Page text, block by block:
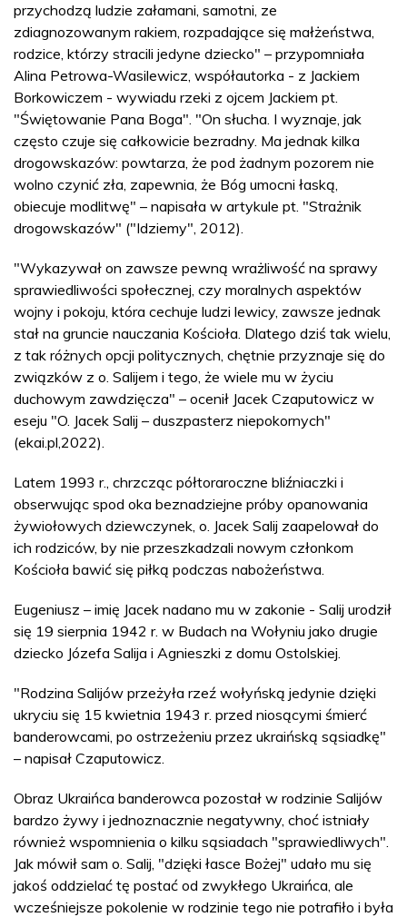
przychodzą ludzie załamani, samotni, ze
zdiagnozowanym rakiem, rozpadające się małżeństwa,
rodzice, którzy stracili jedyne dziecko" – przypomniała
Alina Petrowa-Wasilewicz, współautorka - z Jackiem
Borkowiczem - wywiadu rzeki z ojcem Jackiem pt.
"Świętowanie Pana Boga". "On słucha. I wyznaje, jak
często czuje się całkowicie bezradny. Ma jednak kilka
drogowskazów: powtarza, że pod żadnym pozorem nie
wolno czynić zła, zapewnia, że Bóg umocni łaską,
obiecuje modlitwę" – napisała w artykule pt. "Strażnik
drogowskazów" ("Idziemy", 2012).
"Wykazywał on zawsze pewną wrażliwość na sprawy
sprawiedliwości społecznej, czy moralnych aspektów
wojny i pokoju, która cechuje ludzi lewicy, zawsze jednak
stał na gruncie nauczania Kościoła. Dlatego dziś tak wielu,
z tak różnych opcji politycznych, chętnie przyznaje się do
związków z o. Salijem i tego, że wiele mu w życiu
duchowym zawdzięcza" – ocenił Jacek Czaputowicz w
eseju "O. Jacek Salij – duszpasterz niepokornych"
(ekai.pl,2022).
Latem 1993 r., chrzcząc półtoraroczne bliźniaczki i
obserwując spod oka beznadziejne próby opanowania
żywiołowych dziewczynek, o. Jacek Salij zaapelował do
ich rodziców, by nie przeszkadzali nowym członkom
Kościoła bawić się piłką podczas nabożeństwa.
Eugeniusz – imię Jacek nadano mu w zakonie - Salij urodził
się 19 sierpnia 1942 r. w Budach na Wołyniu jako drugie
dziecko Józefa Salija i Agnieszki z domu Ostolskiej.
"Rodzina Salijów przeżyła rzeź wołyńską jedynie dzięki
ukryciu się 15 kwietnia 1943 r. przed niosącymi śmierć
banderowcami, po ostrzeżeniu przez ukraińską sąsiadkę"
– napisał Czaputowicz.
Obraz Ukraińca banderowca pozostał w rodzinie Salijów
bardzo żywy i jednoznacznie negatywny, choć istniały
również wspomnienia o kilku sąsiadach "sprawiedliwych".
Jak mówił sam o. Salij, "dzięki łasce Bożej" udało mu się
jakoś oddzielać tę postać od zwykłego Ukraińca, ale
wcześniejsze pokolenie w rodzinie tego nie potrafiło i była